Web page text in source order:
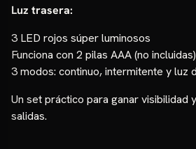
Luz trasera:
3 LED rojos súper luminosos
Funciona con 2 pilas AAA (no incluidas)
3 modos: continuo, intermitente y luz
Un set práctico para ganar visibilidad
salidas.